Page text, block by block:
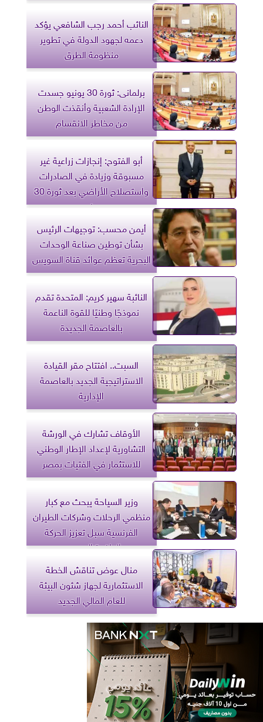
النائب أحمد رجب الشافعي يؤكد
دعمه لجهود الدولة في تطوير
منظومة الطرق
برلمانى: ثورة 30 يونيو جسدت
الإرادة الشعبية وأنقذت الوطن
من مخاطر الانقسام
أبو الفتوح: إنجازات زراعية غير
مسبوقة وزيادة في الصادرات
واستصلاح الأراضي بعد ثورة 30
يونيو
أيمن محسب: توجيهات الرئيس
بشأن توطين صناعة الوحدات
البحرية تعظم عوائد قناة السويس
النائبة سهير كريم: المتحدة تقدم
نموذجًا وطنيًا للقوة الناعمة
بالعاصمة الجديدة
السبت.. افتتاح مقر القيادة
الاستراتيجية الجديد بالعاصمة
الإدارية
الأوقاف تشارك في الورشة
التشاورية لإعداد الإطار الوطني
للاستثمار في الفتيات بمصر
وزير السياحة يبحث مع كبار
منظمي الرحلات وشركات الطيران
الفرنسية سبل تعزيز الحركة
الوافدة إلى مصر
منال عوض تناقش الخطة
الاستثمارية لجهاز شئون البيئة
للعام المالي الجديد